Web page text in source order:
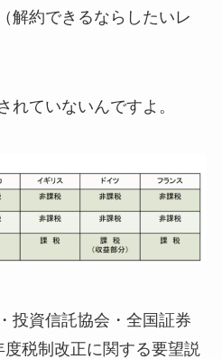
解約できるならしたいレ
れていないんですよ。
投資信託協会・全国証券
税制改正に関する要望説